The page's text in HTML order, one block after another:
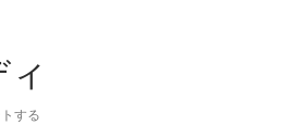
する